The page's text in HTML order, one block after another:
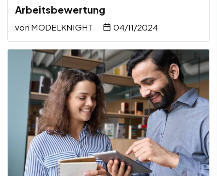
Arbeitsbewertung
von MODELKNIGHT 04/11/2024